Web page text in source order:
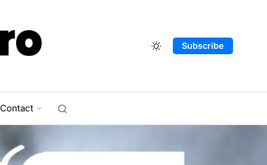
Subscribe
Contact